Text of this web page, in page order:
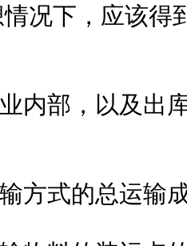
况下，应该得
内部，以及出
方式的总运输